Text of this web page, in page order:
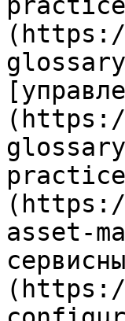
asset-